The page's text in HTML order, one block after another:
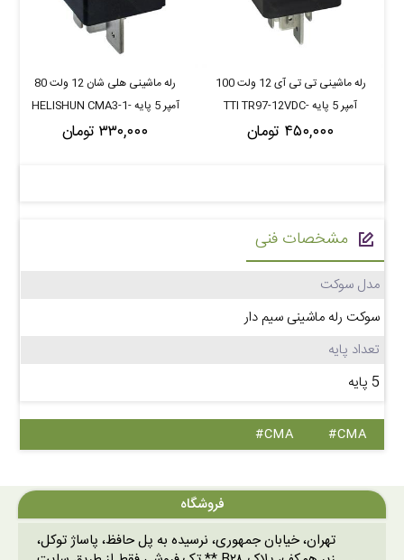
رله ماشینی تی تی آی 12 ولت 100
آمپر 5 پایه TTI TR97-12VDC-
SSD-CR
۴۵۰,۰۰۰ تومان
رله ماشینی هلی شان 12 ولت 80
آمپر 5 پایه HELISHUN CMA3-1-
NS
۳۳۰,۰۰۰ تومان
مشخصات فنی
مدل سوکت
سوکت رله ماشینی سیم دار
تعداد پایه
5 پایه
#CMA
#CMA
فروشگاه
تهران، خیابان جمهوری، نرسیده به پل حافظ، پاساژ توکل،